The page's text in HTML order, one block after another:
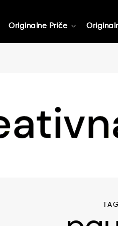
Originalne Priče toggle